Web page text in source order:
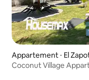
Appartement ⋅ El
Coconut Village